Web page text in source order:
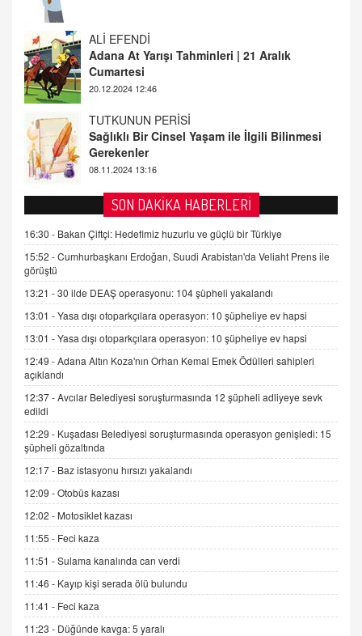
TUTKUNUN PERİSİ
Sağlıklı Bir Cinsel Yaşam ile İlgili Bilinmesi
Gerekenler
08.11.2024 13:16
FARUK ÖNALAN
Tezkere Onaylanmasaydı…
2 Kasım 2021 Salı 00:11
AV. DOĞAN CAN DOĞAN
Kişisel verilerin korunması ve dijital hukukun
gelişimi
15.09.2025 16:17
SEHER EREK
Kış Ayları Geldi, Hangi Önlemler Alınmalı?
9.12.2025 10:11
İNCİ GÜL AKÖL
06.07.2026 13:00
ADEM AKÖL
Esed Destekçilerinin Yüzüne Vurulan Şamar:
Sednaya
11.12.2024 12:30
DR. EKREM ASLAN
Gerçek Ne, Algı Ne? "Beraber Yürüyoruz"
Cümlesinin Peşinden
19.07.2025 12:45
GÖNÜL MENEKŞE
Şifacının Yolu
SON DAKİKA HABERLERİ
16:30 - Bakan Çiftçi: Hedefimiz huzurlu ve güçlü bir Türkiye
15:52 -Cumhurbaşkanı Erdoğan, Suudi Arabistan'da Veliaht Prens ile
görüştü
13:21 -30 ilde DEAŞ operasyonu: 104 şüpheli yakalandı
13:01 -Yasa dışı otoparkçılara operasyon: 10 şüpheliye ev hapsi
13:01 -Yasa dışı otoparkçılara operasyon: 10 şüpheliye ev hapsi
12:49 -Adana Altın Koza'nın Orhan Kemal Emek Ödülleri sahipleri
açıklandı
12:37 -Avcılar Belediyesi soruşturmasında 12 şüpheli adliyeye sevk
edildi
12:29 - Kuşadası Belediyesi soruşturmasında operasyon genişledi: 15
şüpheli gözaltında
12:17 - Baz istasyonu hırsızı yakalandı
12:09 -Otobüs kazası
12:02 - Motosiklet kazası
11:55 - Feci kaza
11:51 -Sulama kanalında can verdi
11:46 - Kayıp kişi serada ölü bulundu
11:41 - Feci kaza
11:23 - Düğünde kavga: 5 yaralı